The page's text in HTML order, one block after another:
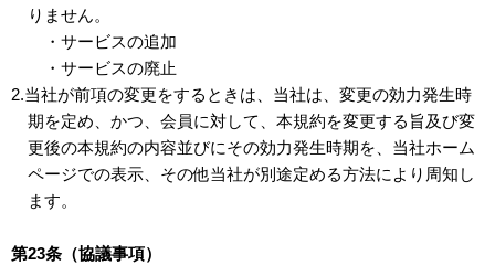
りません。
・サービスの追加
・サービスの廃止
2.当社が前項の変更をするときは、当社は、変更の効力発生時
期を定め、かつ、会員に対して、本規約を変更する旨及び変
更後の本規約の内容並びにその効力発生時期を、当社ホーム
ページでの表示、その他当社が別途定める方法により周知し
ます。
第23条（協議事項）